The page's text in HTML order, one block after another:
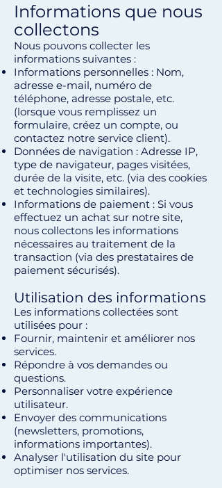
Informations que nous
collectons
Nous pouvons collecter les
informations suivantes :
Informations personnelles : Nom,
adresse e-mail, numéro de
téléphone, adresse postale, etc.
(lorsque vous remplissez un
formulaire, créez un compte, ou
contactez notre service client).
Données de navigation : Adresse IP,
type de navigateur, pages visitées,
durée de la visite, etc. (via des cookies
et technologies similaires).
Informations de paiement : Si vous
effectuez un achat sur notre site,
nous collectons les informations
nécessaires au traitement de la
transaction (via des prestataires de
paiement sécurisés).
Utilisation des informations
Les informations collectées sont
utilisées pour :
Fournir, maintenir et améliorer nos
services.
Répondre à vos demandes ou
questions.
Personnaliser votre expérience
utilisateur.
Envoyer des communications
(newsletters, promotions,
informations importantes).
Analyser l'utilisation du site pour
optimiser nos services.